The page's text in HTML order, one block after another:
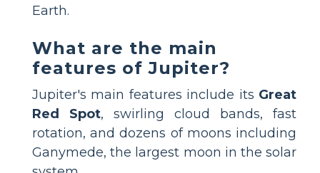
Earth.
What are the main
features of Jupiter?
Jupiter's main features include its Great
Red Spot, swirling cloud bands, fast
rotation, and dozens of moons including
Ganymede, the largest moon in the solar